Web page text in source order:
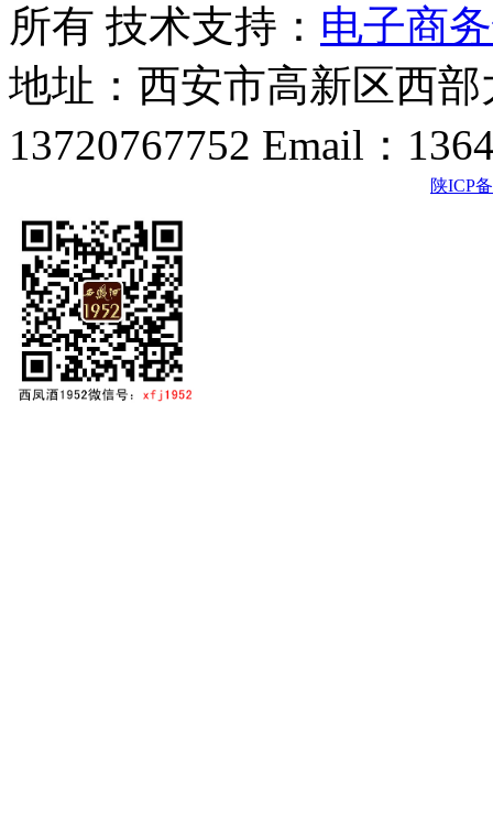
所有 技术支持： 电子商
地址：西安市高新区西
13720767752 Email：
陕ICP